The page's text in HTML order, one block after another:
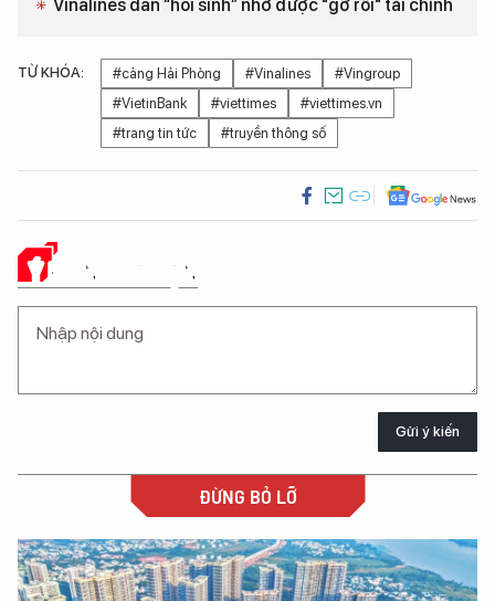
Vinalines dần “hồi sinh” nhờ được "gỡ rối" tài chính
TỪ KHÓA: #cảng Hải Phòng #Vinalines
#Vingroup
#VietinBank
#viettimes
#viettimes.vn
#trang tin tức
#truyền thông số
Ý KIẾN CỦA BẠN
Gửi ý kiến
ĐỪNG BỎ LỠ